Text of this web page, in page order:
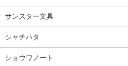
サンスター文具
シャチハタ
ショウワノート